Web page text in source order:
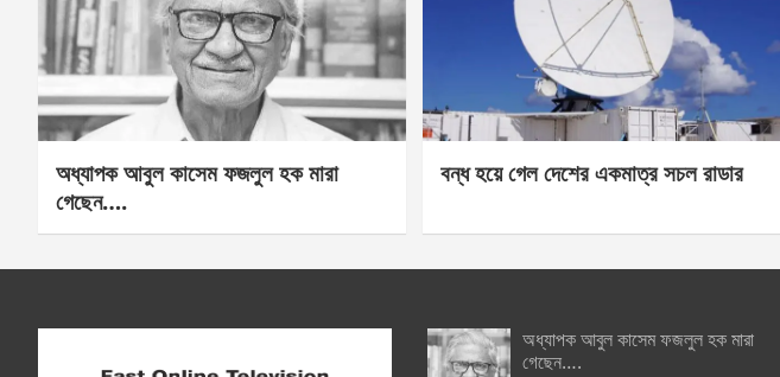
অধ্যাপক আবুল কাসেম ফজলুল হক মারা
গেছেন….
বন্ধ হয়ে গেল দেশের একমাত্র সচল রাডার
অধ্যাপক আবুল কাসেম ফজলুল হক মারা
গেছেন….